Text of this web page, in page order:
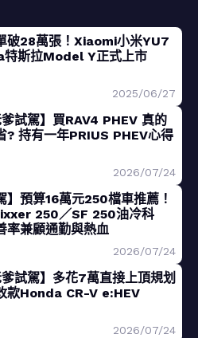
破28萬張！Xiaomi小米YU7
斯拉Model Y正式上市
2025/06/27
爹試駕】買RAV4 PHEV 真的
? 持有一年PRIUS PHEV心得
2026/07/24
】預算16萬元250檔車推薦！
250／SF 250油冷科
率兼顧通勤與熱血
2026/07/24
爹試駕】多花7萬直接上頂規划
款Honda CR-V e:HEV
2026/07/24